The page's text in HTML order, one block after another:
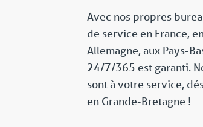
Avec nos propres
de service en France,
Allemagne, aux Pays-
24/7/365 est garanti.
sont à votre service,
en Grande-Bretagne !